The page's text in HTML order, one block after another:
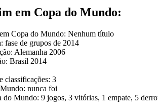
em Copa do Mundo:
Copa do Mundo: Nenhum título
fase de grupos de 2014
Alemanha 2006
Brasil 2014
classificações: 3
nunca foi
Mundo: 9 jogos, 3 vitórias, 1 empate, 5